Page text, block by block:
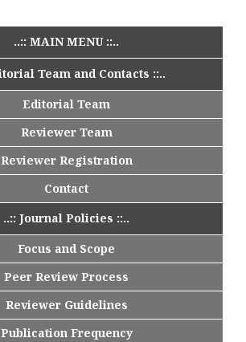
..:: MAIN MENU ::..
Team and Contacts ::..
Editorial Team
Reviewer Team
Reviewer Registration
Contact
..:: Journal Policies ::..
Focus and Scope
Peer Review Process
Reviewer Guidelines
Publication Frequency